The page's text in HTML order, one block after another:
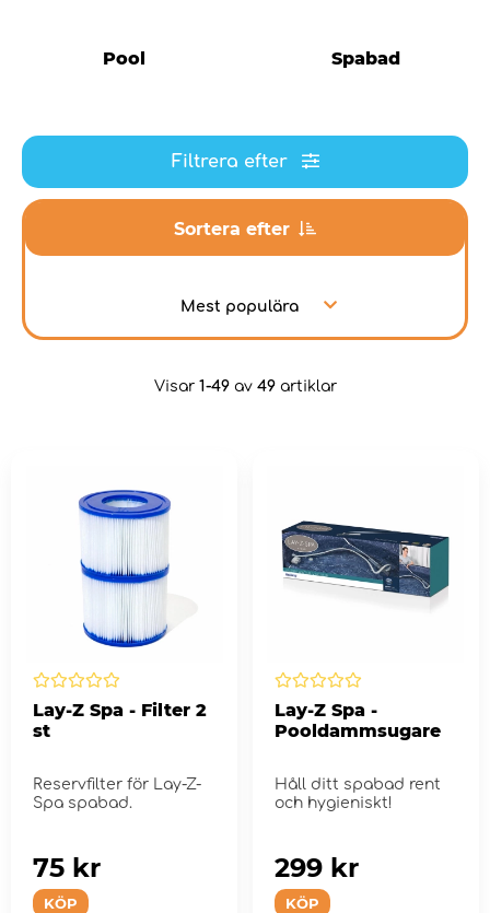
Pool Spabad
Filtrera efter
Sortera efter
Mest populära
Visar 1-49av 49artiklar
Lay-Z Spa - Filter 2
st
Reservfilter för Lay-Z-
Spa spabad.
KÖP
75 kr
Lay-Z Spa -
Pooldammsugare
Håll ditt spabad rent
och hygieniskt!
KÖP
299 kr